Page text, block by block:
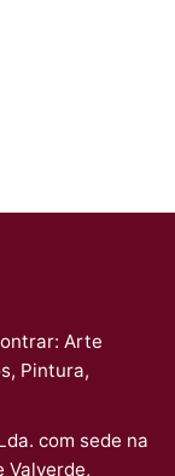
Arte
Pintura,
com sede na
Valverde,